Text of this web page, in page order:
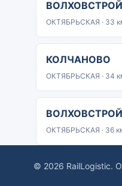
ОКТЯБРЬСКАЯ · 33
КОЛЧАНОВО
ОКТЯБРЬСКАЯ · 34
ОКТЯБРЬСКАЯ · 36
© 2026 RailLogistic.